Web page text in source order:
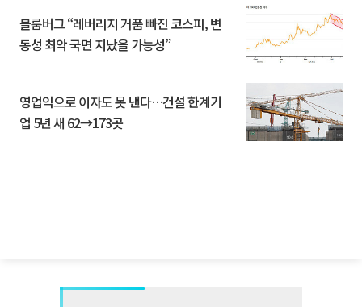
블룸버그 “레버리지 거품 빠진 코스피, 변
동성 최악 국면 지났을 가능성”
영업익으로 이자도 못 낸다…건설 한계기
업 5년 새 62→173곳